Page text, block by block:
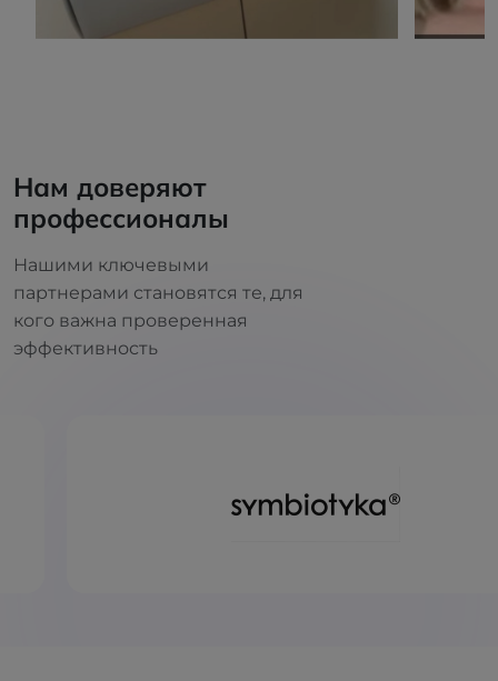
Нам доверяют
профессионалы
Нашими ключевыми
партнерами становятся те, для
кого важна проверенная
эффективность